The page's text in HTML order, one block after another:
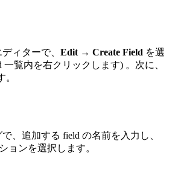
ィターで、 Edit → Create Field を選
覧内を右クリックします) 。次に、
、追加する field の名前を入力し、
ョンを選択します。